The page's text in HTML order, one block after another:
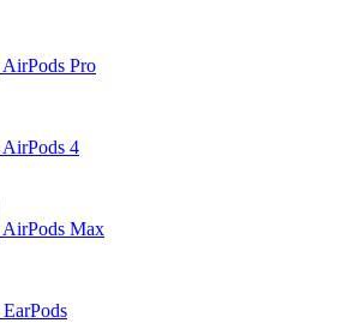
AirPods Pro
AirPods 4
AirPods Max
EarPods